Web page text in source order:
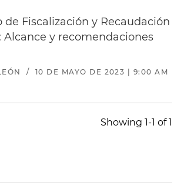
de Fiscalización y Recaudación
Alcance y recomendaciones
/
10 DE MAYO DE 2023 | 9:00 AM
Showing 1-1 of 1